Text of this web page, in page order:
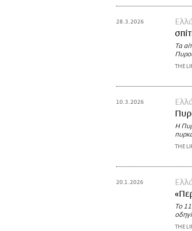
28.3.2026
Τα
THE
10.3.2026
Η
THE
20.1.2026
Το
THE